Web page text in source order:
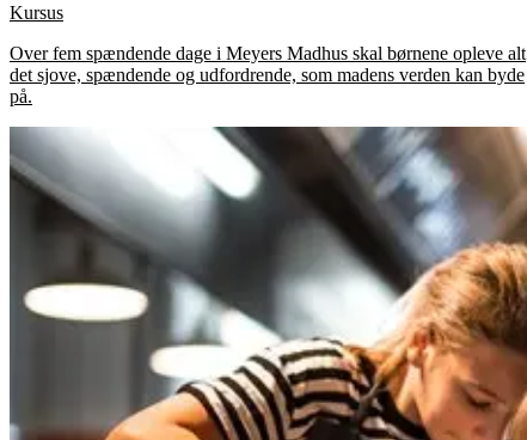
Kursus
Over fem spændende dage i Meyers Madhus skal børnene opleve alt
det sjove, spændende og udfordrende, som madens verden kan byde
på.